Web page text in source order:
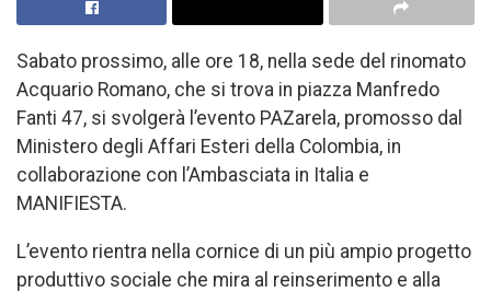
Sabato prossimo, alle ore 18, nella sede del rinomato
Acquario Romano, che si trova in piazza Manfredo
Fanti 47, si svolgerà l’evento PAZarela, promosso dal
Ministero degli Affari Esteri della Colombia, in
collaborazione con l’Ambasciata in Italia e
MANIFIESTA.
L’evento rientra nella cornice di un più ampio progetto
produttivo sociale che mira al reinserimento e alla